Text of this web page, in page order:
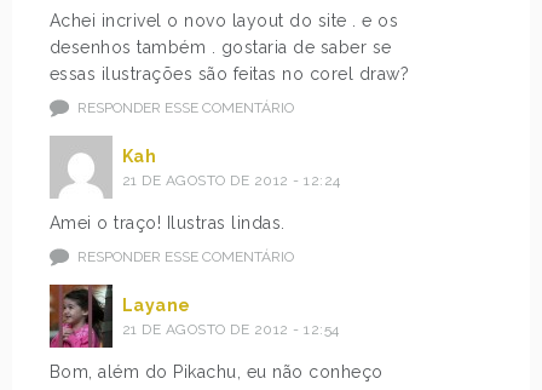
Achei incrivel o novo layout do site . e os
desenhos também . gostaria de saber se
essas ilustrações são feitas no corel draw?
RESPONDER ESSE COMENTÁRIO
Kah
21 DE AGOSTO DE 2012 - 12:24
Amei o traço! Ilustras lindas.
RESPONDER ESSE COMENTÁRIO
Layane
21 DE AGOSTO DE 2012 - 12:54
Bom, além do Pikachu, eu não conheço